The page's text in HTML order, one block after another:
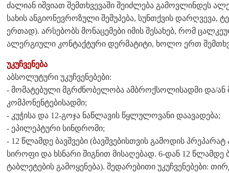
ძალიან იშვიათ შემთხვევაში შეიძლება გამოვლინდეს
სახის ანგიონევროზული შეშუპება, სუნთქვის დარღვევა,
ერთად). არსებობს მონაცემები იმის შესახებ, რომ
ალერგიული კონტაქტური დერმატიტი, ხოლო ერთ
უკუჩვენება
აბსოლუტური უკუჩვენებები:
- მომატებული მგრძნობელობა ამბროქსოლისადმი და/ან
კომპონენტებისადმი;
- კუჭისა და 12-გოჯა ნაწლავის წყლულოვანი დაავადება;
- ეპილეპტური სინდრომი;
- 12 წლამდე ბავშვები (ბავშვებისთვის გამოდის
სიროფი და ხსნარი შიგნით მისაღებად. 6-დან 12 წლამდე
ტაბლეტების გამოყენება). შედარებითი უკუჩვენებები: